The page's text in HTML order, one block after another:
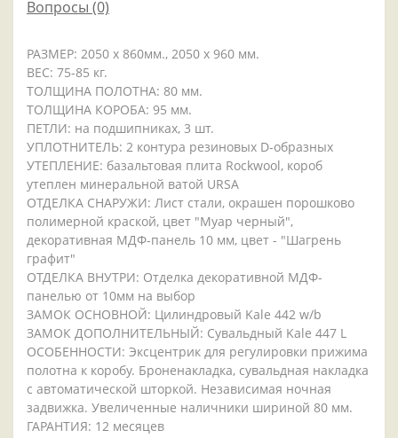
Вопросы (0)
РАЗМЕР: 2050 x 860мм., 2050 x 960 мм.
ВЕС: 75-85 кг.
ТОЛЩИНА ПОЛОТНА: 80 мм.
ТОЛЩИНА КОРОБА: 95 мм.
ПЕТЛИ: на подшипниках, 3 шт.
УПЛОТНИТЕЛЬ: 2 контура резиновых D-образных
УТЕПЛЕНИЕ: базальтовая плита Rockwool, короб
утеплен минеральной ватой URSA
ОТДЕЛКА СНАРУЖИ: Лист стали, окрашен порошково
полимерной краской, цвет "Муар черный",
декоративная МДФ-панель 10 мм, цвет - "Шагрень
графит"
ОТДЕЛКА ВНУТРИ: Отделка декоративной МДФ-
панелью от 10мм на выбор
ЗАМОК ОСНОВНОЙ: Цилиндровый Kale 442 w/b
ЗАМОК ДОПОЛНИТЕЛЬНЫЙ: Сувальдный Kale 447 L
ОСОБЕННОСТИ: Эксцентрик для регулировки прижима
полотна к коробу. Броненакладка, сувальдная накладка
с автоматической шторкой. Независимая ночная
задвижка. Увеличенные наличники шириной 80 мм.
ГАРАНТИЯ: 12 месяцев